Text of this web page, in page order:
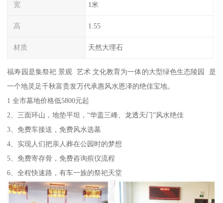
宽 1米
高 1.55
材质 天然大理石
福寿园是集祭祀 景观 艺术 文化教育为一体的大型绿色生态陵园 是
一个地灵足千秋富贵发万代承惠风水恩泽的绝佳宝地。
1 全市墓地价格低5800元起
2、三面环山，地垫平坦，“华盖三峰、龙透天门”风水绝佳
3、免费车接送，免费风水选墓
4、实现人们把亲人葬在公园时的梦想
5、免费寄存骨，免费咨询殡仪流程
6、全程快速路，有车一族的祭祀天堂